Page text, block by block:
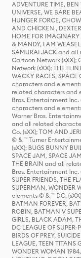
ADVENTURE TIME, BEN
UNIVERSE, WE BARE
HUNGER FORCE,
AND CHICKEN ,
HOME FOR IMAGINARY
& MANDY, I AM
SAMURAI JACK and
Cartoon Network (sXX);
Network (sXX); THE
WACKY RACES,
characters and
related characters and
Bros. Entertainment Inc.
characters and
Warner Bros.
and all related
Co. (sXX); TOM AND
© & ™ Turner
(sXX); BUGS BUNNY
SPACE JAM, SPACE
THE BRAIN and all
Bros. Entertainment Inc.
SUPER FRIENDS, THE
SUPERMAN,
elements © & ™ DC.
BATMAN FOREVER,
ROBIN, BATMAN V
GIRLS, BLACK ADAM,
DC LEAGUE OF SUPER-
BIRDS OF PREY,
LEAGUE, TEEN TITANS
WONDER WOMAN